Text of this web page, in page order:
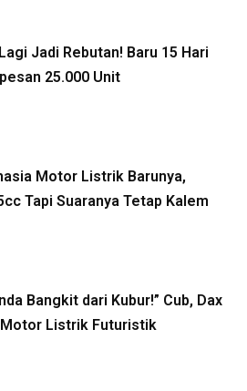
Jadi Rebutan! Baru 15 Hari
25.000 Unit
Motor Listrik Barunya,
Tapi Suaranya Tetap Kalem
Bangkit dari Kubur!” Cub, Dax
Listrik Futuristik